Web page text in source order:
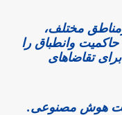
مختلف،
وانطباق را
تقاضاهای